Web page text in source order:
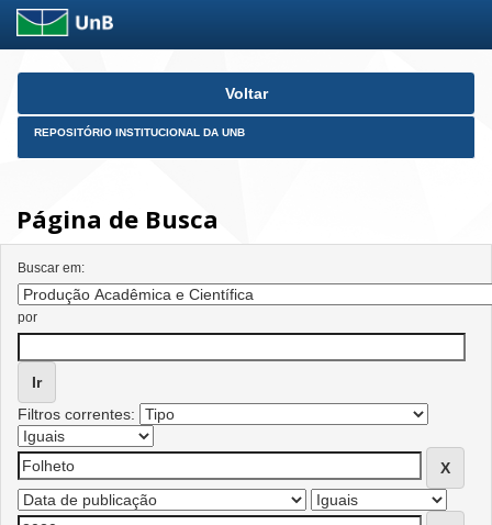
Skip
Voltar
REPOSITÓRIO INSTITUCIONAL DA UNB
Página de Busca
Buscar em:
por
Filtros correntes: